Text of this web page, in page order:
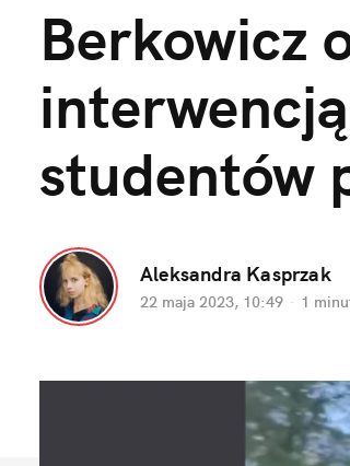
Berkowicz
studentów
Aleksandra Kasprzak
22 maja 2023, 10:49 · 1